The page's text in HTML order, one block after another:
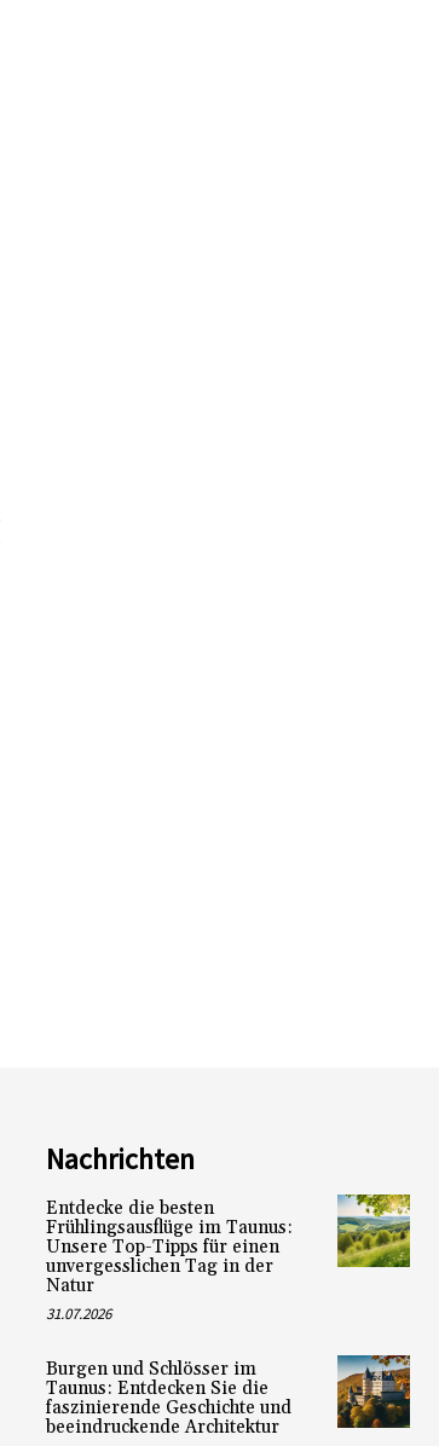
Nachrichten
Entdecke die besten
Frühlingsausflüge im Taunus:
Unsere Top-Tipps für einen
unvergesslichen Tag in der
Natur
31.07.2026
Burgen und Schlösser im
Taunus: Entdecken Sie die
faszinierende Geschichte und
beeindruckende Architektur